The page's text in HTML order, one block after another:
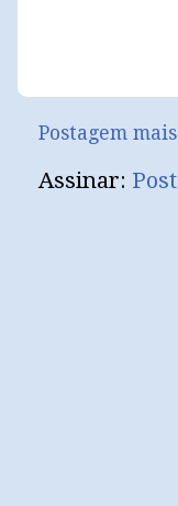
Postagem
Assinar: